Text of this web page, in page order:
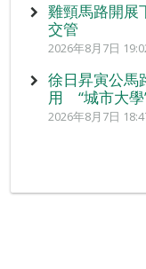
雞頸馬路開
交管
2026年8月7日
徐日昇寅公馬
用 “城市大
2026年8月7日